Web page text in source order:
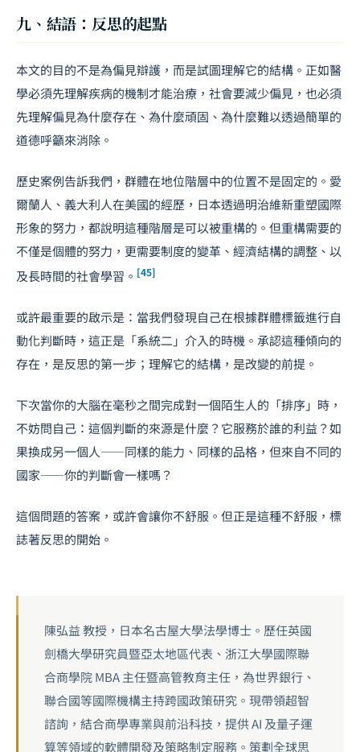
九、結語：反思的起點
本文的目的不是為偏見辯護，而是試圖理解它的結構。正如醫
學必須先理解疾病的機制才能治療，社會要減少偏見，也必須
先理解偏見為什麼存在、為什麼頑固、為什麼難以透過簡單的
道德呼籲來消除。
歷史案例告訴我們，群體在地位階層中的位置不是固定的。愛
爾蘭人、義大利人在美國的經歷，日本透過明治維新重塑國際
形象的努力，都說明這種階層是可以被重構的。但重構需要的
不僅是個體的努力，更需要制度的變革、經濟結構的調整、以
及長時間的社會學習。 [45]
或許最重要的啟示是：當我們發現自己在根據群體標籤進行自
動化判斷時，這正是「系統二」介入的時機。承認這種傾向的
存在，是反思的第一步；理解它的結構，是改變的前提。
下次當你的大腦在毫秒之間完成對一個陌生人的「排序」時，
不妨問自己：這個判斷的來源是什麼？它服務於誰的利益？如
果換成另一個人——同樣的能力、同樣的品格，但來自不同的
國家——你的判斷會一樣嗎？
這個問題的答案，或許會讓你不舒服。但正是這種不舒服，標
誌著反思的開始。
陳弘益 教授，日本名古屋大學法學博士。歷任英國
劍橋大學研究員暨亞太地區代表、浙江大學國際聯
合商學院 MBA 主任暨高管教育主任，為世界銀行、
聯合國等國際機構主持跨國政策研究。現帶領超智
諮詢，結合商學專業與前沿科技，提供 AI 及量子運
算等領域的軟體開發及策略制定服務。策劃全球思